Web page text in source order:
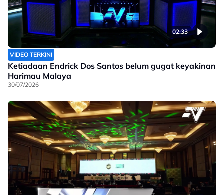
02:33
VIDEO TERKINI
Ketiadaan Endrick Dos Santos belum gugat keyakinan
Harimau Malaya
30/07/2026